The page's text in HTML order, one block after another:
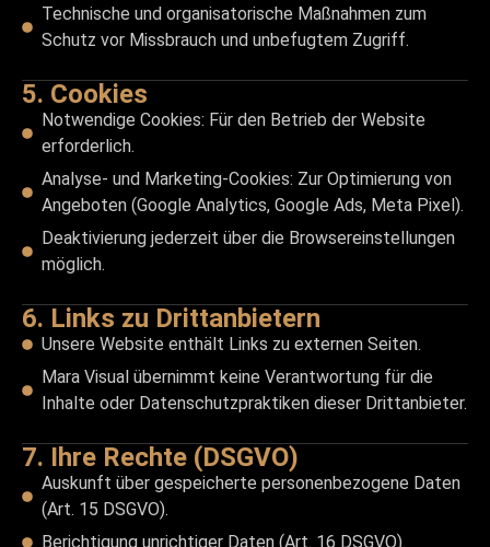
Technische und organisatorische Maßnahmen zum
Schutz vor Missbrauch und unbefugtem Zugriff.
5. Cookies
Notwendige Cookies: Für den Betrieb der Website
erforderlich.
Analyse- und Marketing-Cookies: Zur Optimierung von
Angeboten (Google Analytics, Google Ads, Meta Pixel).
Deaktivierung jederzeit über die Browsereinstellungen
möglich.
6. Links zu Drittanbietern​
Unsere Website enthält Links zu externen Seiten.
Mara Visual übernimmt keine Verantwortung für die
Inhalte oder Datenschutzpraktiken dieser Drittanbieter.
7. Ihre Rechte (DSGVO)
Auskunft über gespeicherte personenbezogene Daten
(Art. 15 DSGVO).
Berichtigung unrichtiger Daten (Art. 16 DSGVO).